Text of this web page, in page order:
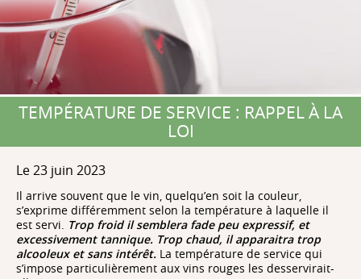
TEMPÉRATURE DE SERVICE : RAPPEL À LA
LOI
Le 23 juin 2023
Il arrive souvent que le vin, quelqu’en soit la couleur,
s’exprime différemment selon la température à laquelle il
est servi. Trop froid il semblera fade peu expressif, et
excessivement tannique. Trop chaud, il apparaitra trop
alcooleux et sans intérêt. La température de service qui
s’impose particulièrement aux vins rouges les desservirait-